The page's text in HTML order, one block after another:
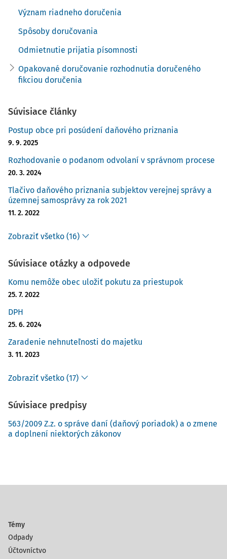
Význam riadneho doručenia
Spôsoby doručovania
Odmietnutie prijatia písomnosti
Opakované doručovanie rozhodnutia doručeného
fikciou doručenia
Súvisiace články
Postup obce pri posúdení daňového priznania
9. 9. 2025
Rozhodovanie o podanom odvolaní v správnom procese
20. 3. 2024
Tlačivo daňového priznania subjektov verejnej správy a
územnej samosprávy za rok 2021
11. 2. 2022
Zobraziť všetko (16)
Súvisiace otázky a odpovede
Komu nemôže obec uložiť pokutu za priestupok
25. 7. 2022
DPH
25. 6. 2024
Zaradenie nehnuteľnosti do majetku
3. 11. 2023
Zobraziť všetko (17)
Súvisiace predpisy
563/2009 Z.z. o správe daní (daňový poriadok) a o zmene
a doplnení niektorých zákonov
Témy
Odpady
Účtovníctvo